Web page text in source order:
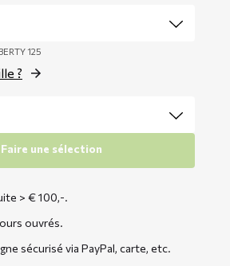
125
?
Faire une sélection
> € 100,-.
ouvrés.
sécurisé via PayPal, carte, etc.